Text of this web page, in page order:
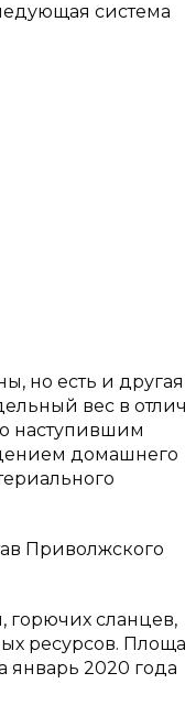
система
но есть и другая
вес в
наступившим
домашнего
Приволжского
горючих сланцев,
ресурсов.
январь 2020 года